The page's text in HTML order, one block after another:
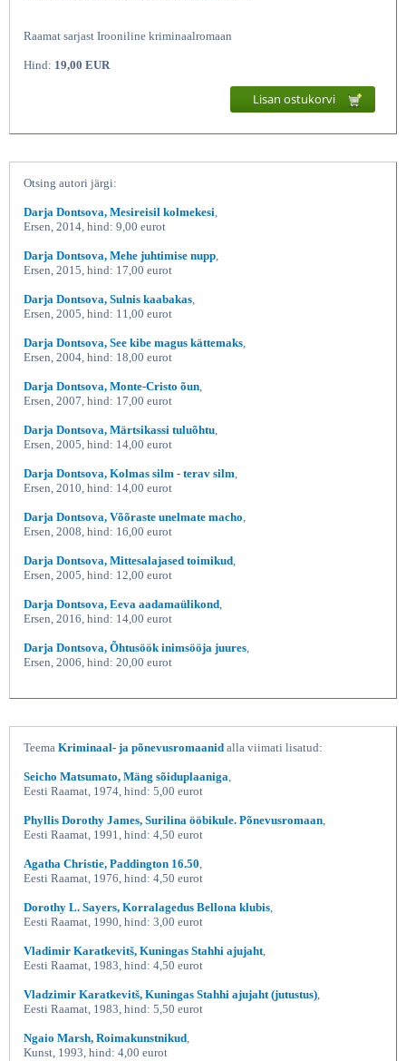
Bukett kauneid daame, Darja
Raamat sarjast Irooniline kriminaalromaan
Hind: 19,00 EUR
Lisan ostukorvi
Otsing autori järgi:
Darja Dontsova, Mesireisil kolmekesi
Ersen, 2014, hind: 9,00 eurot
Darja Dontsova, Mehe juhtimise nupp
Ersen, 2015, hind: 17,00 eurot
Darja Dontsova, Sulnis kaabakas
Ersen, 2005, hind: 11,00 eurot
Darja Dontsova, See kibe magus kättemaks
Ersen, 2004, hind: 18,00 eurot
Darja Dontsova, Monte-Cristo õun
Ersen, 2007, hind: 17,00 eurot
Darja Dontsova, Märtsikassi tuluõhtu
Ersen, 2005, hind: 14,00 eurot
Darja Dontsova, Kolmas silm - terav silm
Ersen, 2010, hind: 14,00 eurot
Darja Dontsova, Võõraste unelmate macho
Ersen, 2008, hind: 16,00 eurot
Darja Dontsova, Mittesalajased toimikud
Ersen, 2005, hind: 12,00 eurot
Darja Dontsova, Eeva aadamaülikond
Ersen, 2016, hind: 14,00 eurot
Darja Dontsova, Õhtusöök inimsööja juures
Ersen, 2006, hind: 20,00 eurot
Teema Kriminaal- ja põnevusromaanid alla viimati lisatud:
Seicho Matsumato, Mäng sõiduplaaniga
Eesti Raamat, 1974, hind: 5,00 eurot
Phyllis Dorothy James, Surilina ööbikule. Põnevusromaan
Eesti Raamat, 1991, hind: 4,50 eurot
Agatha Christie, Paddington 16.50
Eesti Raamat, 1976, hind: 4,50 eurot
Dorothy L. Sayers, Korralagedus Bellona klubis
Eesti Raamat, 1990, hind: 3,00 eurot
Vladimir Karatkevitš, Kuningas Stahhi ajujaht
Eesti Raamat, 1983, hind: 4,50 eurot
Vladzimir Karatkevitš, Kuningas Stahhi ajujaht (jutustus)
Eesti Raamat, 1983, hind: 5,50 eurot
Ngaio Marsh, Roimakunstnikud
Kunst, 1993, hind: 4,00 eurot